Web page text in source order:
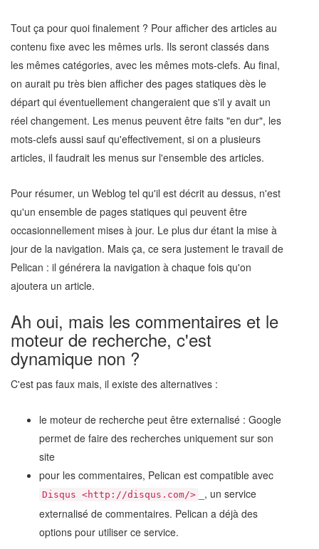
Tout ça pour quoi finalement ? Pour afficher des articles au
contenu fixe avec les mêmes urls. Ils seront classés dans
les mêmes catégories, avec les mêmes mots-clefs. Au final,
on aurait pu très bien afficher des pages statiques dès le
départ qui éventuellement changeraient que s'il y avait un
réel changement. Les menus peuvent être faits "en dur", les
mots-clefs aussi sauf qu'effectivement, si on a plusieurs
articles, il faudrait les menus sur l'ensemble des articles.
Pour résumer, un Weblog tel qu'il est décrit au dessus, n'est
qu'un ensemble de pages statiques qui peuvent être
occasionnellement mises à jour. Le plus dur étant la mise à
jour de la navigation. Mais ça, ce sera justement le travail de
Pelican : il générera la navigation à chaque fois qu'on
ajoutera un article.
Ah oui, mais les commentaires et le
moteur de recherche, c'est
dynamique non ?
C'est pas faux mais, il existe des alternatives :
le moteur de recherche peut être externalisé : Google
permet de faire des recherches uniquement sur son
site
pour les commentaires, Pelican est compatible avec
Disqus <http://disqus.com/>
_, un service
externalisé de commentaires. Pelican a déjà des
options pour utiliser ce service.